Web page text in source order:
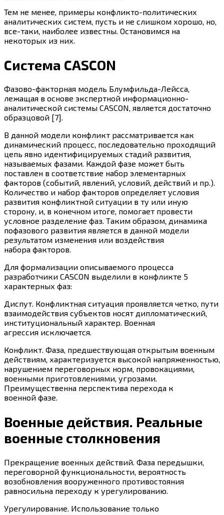
Тем не менее, примеры конфликто-политических
аналитических систем, пусть и не слишком хорошо, но,
все-таки, наиболее известны. Остановимся на
некоторых из них.
Система CASCON
Фазово-факторная модель Блумфильда-Лейсса,
лежащая в основе экспертной информационно-
аналитической системы CASCON, является достаточно
образцовой [7].
В данной модели конфликт рассматривается как
динамический процесс, последовательно проходящий
цепь явно идентифицируемых стадий развития,
называемых фазами. Каждой фазе может быть
поставлен в соответствие набор элементарных
факторов (событий, явлений, условий, действий и пр.).
Количество и набор факторов определяет условия
развития конфликтной ситуации в ту или иную
сторону, и, в конечном итоге, помогает провести
условное разделение фаз. Таким образом, динамика
пофазового развития является в данной модели
результатом изменения или воздействия
набора факторов.
Для формализации описываемого процесса
разработчики CASCON выделили в конфликте 5
характерных фаз:
Диспут. Конфликтная ситуация проявляется четко, пути
взаимодействия субъектов носят дипломатический,
институциональный характер. Военная
агрессия исключается.
Конфликт. Фаза, предшествующая открытым военным
действиям, характеризуется высокой напряженностью,
нарушением переговорных норм, провокациями,
военными приготовлениями, угрозами.
Преимущественна перспектива перехода к
военной фазе.
Военные действия. Реальные
военные столкновения
Прекращение военных действий. Фаза передышки,
переговорной функциональности, вероятность
возобновления вооруженного противостояния
равносильна переходу к урегулированию.
Урегулирование. Использование только